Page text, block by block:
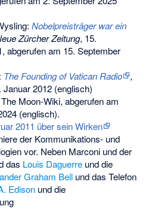
Nobelpreisträger war ein
Zürcher Zeitung, 15.
abgerufen am 15. September
The Founding of Vatican Radio
,
Januar 2012 (englisch)
Moon-Wiki, abgerufen am
(englisch).
2011 über sein Wirken
der Kommunikations- und
vor. Neben Marconi und der
das Louis Daguerre und die
Graham Bell und das Telefon
Edison und die